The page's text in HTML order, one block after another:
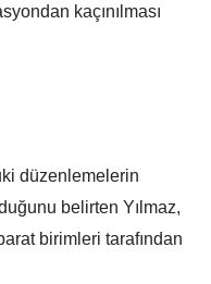
kaçınılması
düzenlemelerin
belirten Yılmaz,
birimleri tarafından